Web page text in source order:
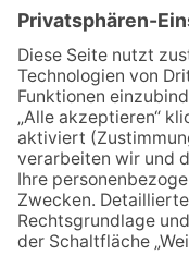
04.06.2026
23.07.2026
06.08.2026